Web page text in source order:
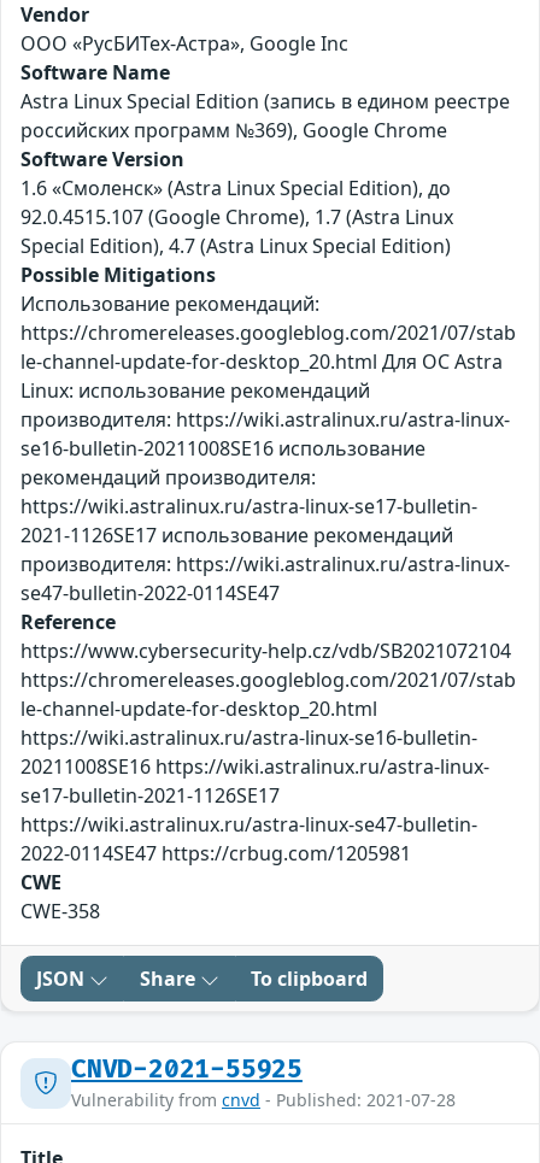
Vendor
ООО «РусБИТех-Астра», Google Inc
Software Name
Astra Linux Special Edition (запись в едином реестре
российских программ №369), Google Chrome
Software Version
1.6 «Смоленск» (Astra Linux Special Edition), до
92.0.4515.107 (Google Chrome), 1.7 (Astra Linux
Special Edition), 4.7 (Astra Linux Special Edition)
Possible Mitigations
Использование рекомендаций:
https://chromereleases.googleblog.com/2021/07/stab
le-channel-update-for-desktop_20.html Для ОС Astra
Linux: использование рекомендаций
производителя: https://wiki.astralinux.ru/astra-linux-
se16-bulletin-20211008SE16 использование
рекомендаций производителя:
https://wiki.astralinux.ru/astra-linux-se17-bulletin-
2021-1126SE17 использование рекомендаций
производителя: https://wiki.astralinux.ru/astra-linux-
se47-bulletin-2022-0114SE47
Reference
https://www.cybersecurity-help.cz/vdb/SB2021072104
https://chromereleases.googleblog.com/2021/07/stab
le-channel-update-for-desktop_20.html
https://wiki.astralinux.ru/astra-linux-se16-bulletin-
20211008SE16 https://wiki.astralinux.ru/astra-linux-
se17-bulletin-2021-1126SE17
https://wiki.astralinux.ru/astra-linux-se47-bulletin-
2022-0114SE47 https://crbug.com/1205981
CWE
CWE-358
JSON Share To clipboard
CNVD-2021-55925
Vulnerability from cnvd - Published: 2021-07-28